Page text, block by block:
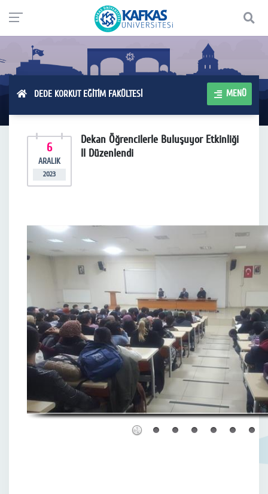
DEDE KORKUT EĞİTİM FAKÜLTESİ MENÜ
6
ARALIK
2023
Dekan Öğrencilerle Buluşuyor Etkinliği
II Düzenlendi